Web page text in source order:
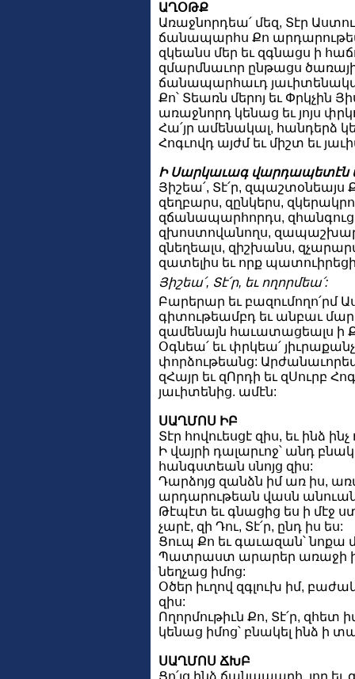
ԱՂՕԹՔ
Առաջնորդեա՛ մեզ, Տէր
ճանապարհս Քո
զկեանս մեր եւ զգնացս ի
զմարմնաւոր ընթացս
ճանապարհաւդ
Քո՝ Տեառն մերոյ եւ Փրկչին
առաջնորդ կենաց եւ յոյս
Հա՛յր ամենակալ, հանդերձ
Հոգւովդ այժմ եւ միշտ եւ
Ի Սարկաւագ վարդապետէն
Յիշեա՛, Տէ՛ր,
զեղբարս, զընկերս,
զճանապարհորդս,
զխոստովանողս,
զնեղեալս, զիշխանս,
զատելիս եւ որք
Յիշեա՛, Տէ՛ր, եւ ողորմեա՛:
Բարերար եւ բազումողո՛րմ
գիտութեամբդ եւ անբաւ
զամենայն հաւատացեալս ի
Օգնեա՛ եւ փրկեա՛
փորձութեանց:
զՀայր եւ զՈրդի եւ զՍուրբ
յաւիտենից. ամէն:
ՍԱՂՄՈՍ ԻԲ
Տէր հովուեսցէ զիս, եւ ինձ
Ի վայրի դալարւոջ՝ անդ
հանգստեան սնոյց զիս:
Դարձոյց զանձն իմ առ իս,
արդարութեան վասն անուան
Թէպէտ եւ գնացից ես ի մէջ
չարէ, զի Դու, Տէ՛ր, ընդ իս ես:
Ցուպ Քո եւ գաւազան՝ նոքա
Պատրաստ արարեր առաջի
նեղչաց իմոց:
Օծեր իւղով զգլուխ իմ,
զիս:
Ողորմութիւն Քո, Տէ՛ր, զհետ
կենաց իմոց՝ բնակել ինձ ի
ՍԱՂՄՈՍ ՃԽԲ
Ցո՛յց ինձ ճանապարհ, յոր եւ